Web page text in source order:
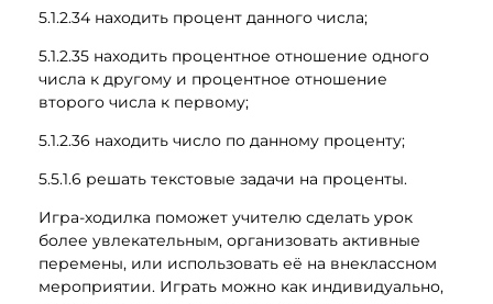
5.1.2.34 находить процент данного числа;
5.1.2.35 находить процентное отношение одного
числа к другому и процентное отношение
второго числа к первому;
5.1.2.36 находить число по данному проценту;
5.5.1.6 решать текстовые задачи на проценты.
Игра-ходилка поможет учителю сделать урок
более увлекательным, организовать активные
перемены, или использовать её на внеклассном
мероприятии. Играть можно как индивидуально,